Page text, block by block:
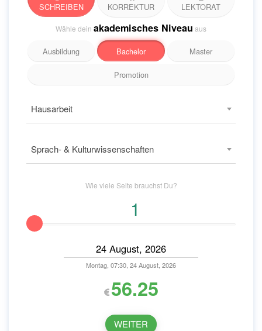
SCHREIBEN KORREKTUR LEKTORAT
Wähle dein akademisches Niveau aus
Ausbildung Bachelor Master
Promotion
Hausarbeit
Sprach- & Kulturwissenschaften
Wie viele Seite brauchst Du?
56.25
Montag, 07:30, 24 August, 2026
WEITER